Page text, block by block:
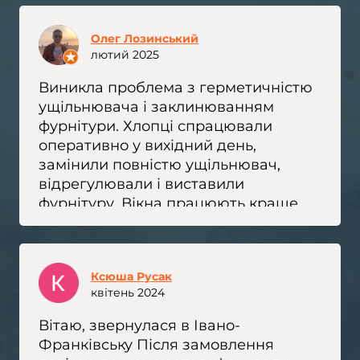
Олег Лозинський
лютий 2025
Виникла проблема з герметичністю
ущільнювача і заклинюванням
фурнітури. Хлопці спрацювали
оперативно у вихідний день,
замінили повністю ущільнювач,
відрегулювали і виставили
фурнітуру. Вікна працюють краще,
ніж раніше, і прослужать ще не один
рік. Спасибі
Ксюша Русак
квітень 2024
Вітаю, звернулася в Івано-
Франківську Після замовлення